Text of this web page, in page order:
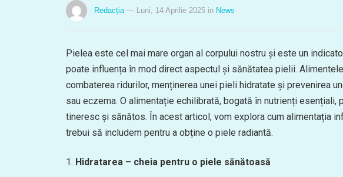
Redacția — Luni, 14 Aprilie 2025 in News
Pielea este cel mai mare organ al corpului nostru și este un
poate influența în mod direct aspectul și sănătatea pielii.
combaterea ridurilor, menținerea unei pieli hidratate și prevenirea
sau eczema. O alimentație echilibrată, bogată în nutrienți
tineresc și sănătos. În acest articol, vom explora cum alimentația
trebui să includem pentru a obține o piele radiantă.
Hidratarea – cheia pentru o piele sănătoasă